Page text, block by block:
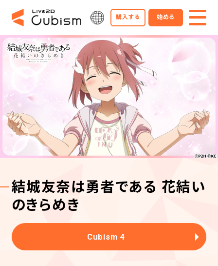
購入する 始める
結城友奈は勇者である 花結い
のきらめき
Cubism 4